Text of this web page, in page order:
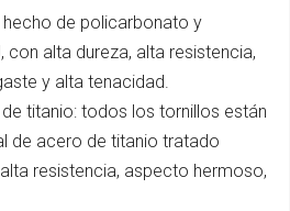
hecho de policarbonato y
con alta dureza, alta resistencia,
y alta tenacidad.
titanio: todos los tornillos están
de acero de titanio tratado
resistencia, aspecto hermoso,